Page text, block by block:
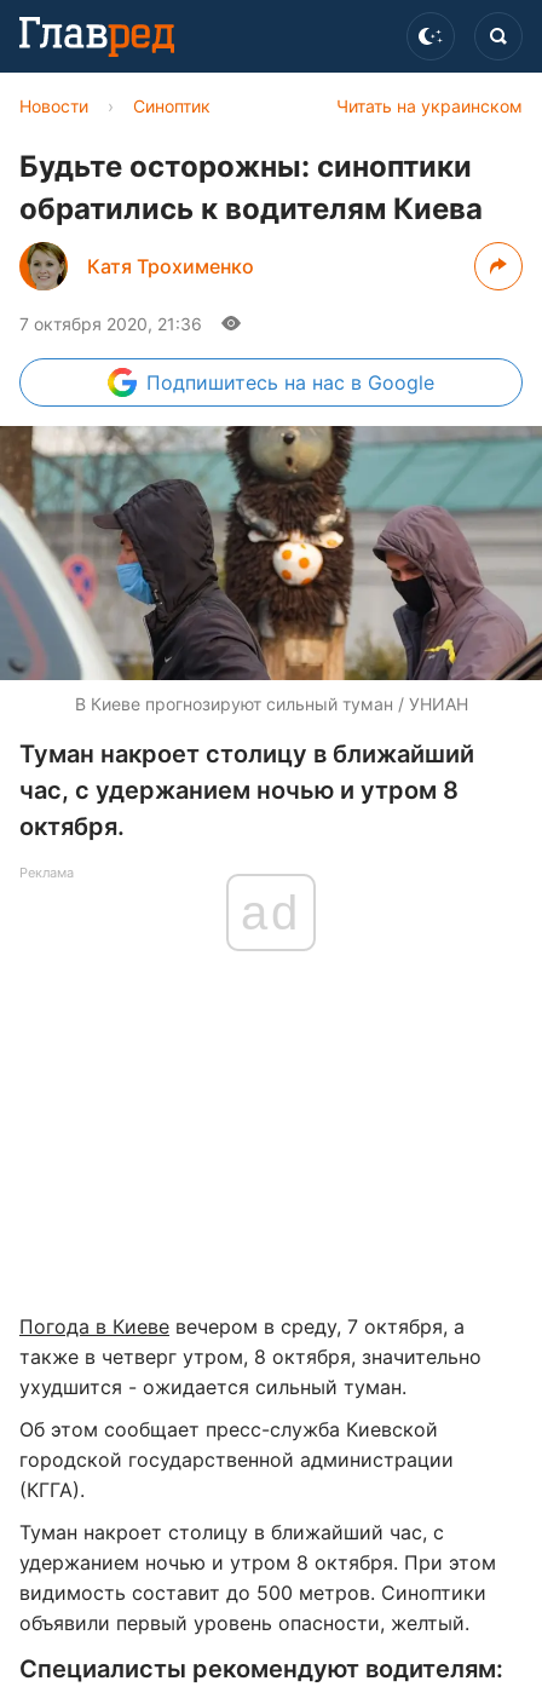
Читать на украинском
Новости › Синоптик
Будьте осторожны: синоптики
обратились к водителям Киева
Катя Трохименко
7 октября 2020, 21:36
Подпишитесь на нас в Google
В Киеве прогнозируют сильный туман / УНИАН
Туман накроет столицу в ближайший
час, с удержанием ночью и утром 8
октября.
Реклама
ad
Погода в Киеве вечером в среду, 7 октября, а
также в четверг утром, 8 октября, значительно
ухудшится - ожидается сильный туман.
Об этом сообщает пресс-служба Киевской
городской государственной администрации
(КГГА).
Туман накроет столицу в ближайший час, с
удержанием ночью и утром 8 октября. При этом
видимость составит до 500 метров. Синоптики
объявили первый уровень опасности, желтый.
Специалисты рекомендуют водителям: